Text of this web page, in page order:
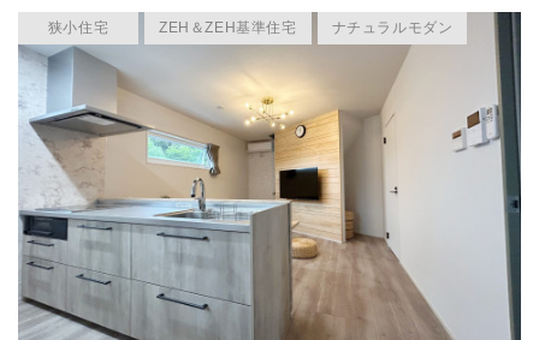
狭小住宅 ZEH＆ZEH基準住宅 ナチュラルモダン